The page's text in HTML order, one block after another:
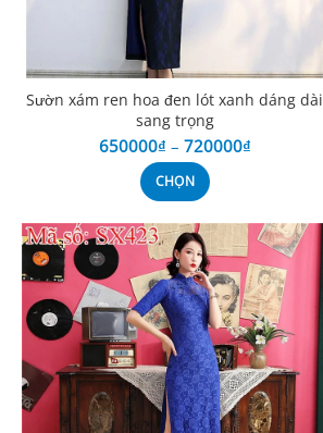
Sườn xám ren hoa đen lót xanh dáng dài
sang trọng
650000₫ – 720000₫
CHỌN